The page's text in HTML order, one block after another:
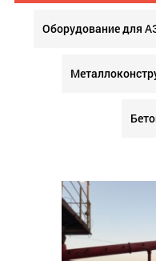
Оборудование для